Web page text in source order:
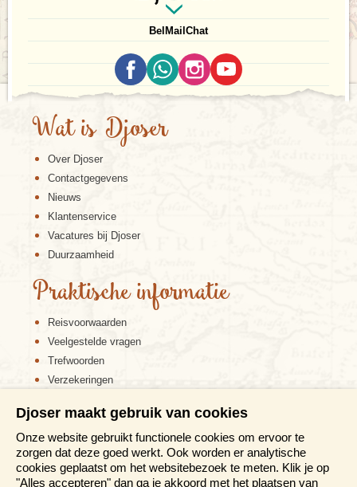
De desolate omgeving van Matmata is bekend
geworden door de opnames van de Star Wars films
en enkele ondergrondse grotwoningen. Sommige
daarvan worden nog bewoond. Op weg naar Tatouine
zien we verschillende oude ksour, versterkte
opslagplaatsen die later ook door Berbers werden
bewoond. De meeste zijn inmiddels in verval geraakt,
maar de ksar Ouled Soltane is opvallend goed
bewaard gebleven. In de namiddag bereiken we de
woestijnstad Tataouine.
Bel Mail Chat
Wat is Djoser
Over Djoser
Contactgegevens
Nieuws
Klantenservice
Vacatures bij Djoser
Duurzaamheid
Praktische informatie
Reisvoorwaarden
Veelgestelde vragen
Trefwoorden
Verzekeringen
Disclaimer
Cookiebeleid
Privacy verklaring
Reis en boek met Djoser zekerheid
Djoser maakt gebruik van cookies
Onze website gebruikt functionele cookies om ervoor te
zorgen dat deze goed werkt. Ook worden er analytische
cookies geplaatst om het websitebezoek te meten. Klik je op
"Alles accepteren" dan ga je akkoord met het plaatsen van